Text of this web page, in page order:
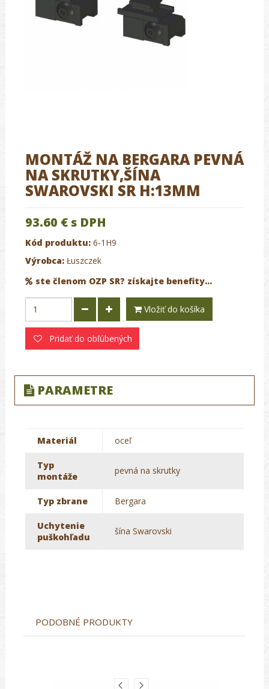
MONTÁŽ NA BERGARA PEVNÁ
NA SKRUTKY,ŠÍNA
SWAROVSKI SR H:13MM
93.60 € s DPH
Kód produktu: 6-1H9
Výrobca: Łuszczek
ste členom OZP SR? získajte benefity...
Vložiť do košíka
Pridať do obľúbených
PARAMETRE
Materiál oceľ
Typ
montáže
pevná na skrutky
Typ zbrane Bergara
Uchytenie
puškohľadu
šína Swarovski
PODOBNÉ PRODUKTY